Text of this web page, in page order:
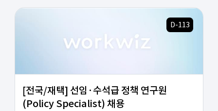
D-113
[전국/재택] 선임·수석급 정책 연구원
(Policy Specialist) 채용